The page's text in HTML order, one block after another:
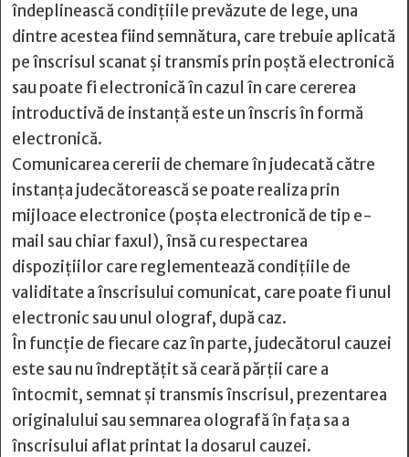
îndeplinească condițiile prevăzute de lege, una
dintre acestea fiind semnătura, care trebuie aplicată
pe înscrisul scanat și transmis prin poștă electronică
sau poate fi electronică în cazul în care cererea
introductivă de instanță este un înscris în formă
electronică.
Comunicarea cererii de chemare în judecată către
instanța judecătorească se poate realiza prin
mijloace electronice (poșta electronică de tip e-
mail sau chiar faxul), însă cu respectarea
dispozițiilor care reglementează condițiile de
validitate a înscrisului comunicat, care poate fi unul
electronic sau unul olograf, după caz.
În funcție de fiecare caz în parte, judecătorul cauzei
este sau nu îndreptățit să ceară părții care a
întocmit, semnat și transmis înscrisul, prezentarea
originalului sau semnarea olografă în fața sa a
înscrisului aflat printat la dosarul cauzei.